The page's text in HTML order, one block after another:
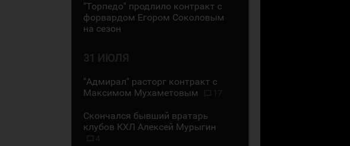
"Торпедо" продлило контракт с
форвардом Егором Соколовым
на сезон
31 ИЮЛЯ
"Адмирал" расторг контракт с
Максимом Мухаметовым
17
Скончался бывший вратарь
клубов КХЛ Алексей Мурыгин
4